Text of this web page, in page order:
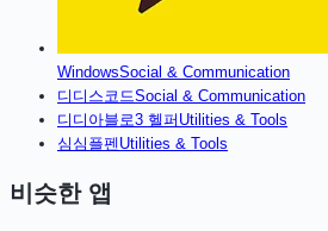
WindowsSocial & Communication
디 디스코드Social & Communication
디 디아블로3 헬퍼 Utilities & Tools
심 심플펜 Utilities & Tools
비슷한 앱